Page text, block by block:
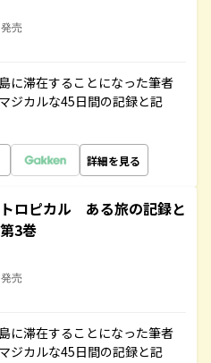
売
に滞在することになった筆者
ジカルな45日間の記録と記
詳細を見る
ロピカル ある旅の記録と
3巻
売
に滞在することになった筆者
ジカルな45日間の記録と記